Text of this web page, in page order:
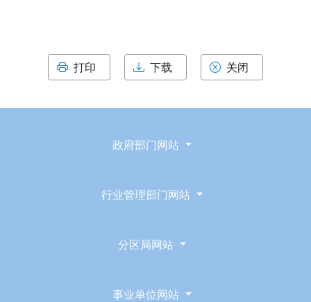
打印 下载 关闭
政府部门网站
行业管理部门网站
分区局网站
事业单位网站